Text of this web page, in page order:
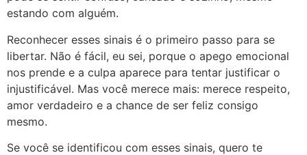
estando com alguém.
Reconhecer esses sinais é o primeiro passo para se
libertar. Não é fácil, eu sei, porque o apego emocional
nos prende e a culpa aparece para tentar justificar o
injustificável. Mas você merece mais: merece respeito,
amor verdadeiro e a chance de ser feliz consigo
mesmo.
Se você se identificou com esses sinais, quero te